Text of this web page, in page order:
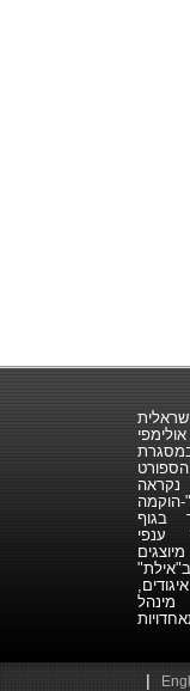
בשנת 1996 במסגרת
הוקמה
בגוף
ענפי
כיום 30 איגודים,
|